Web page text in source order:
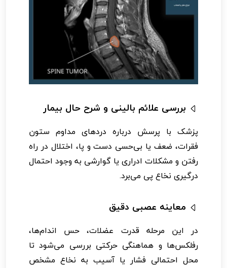
بررسی علائم بالینی و شرح حال بیمار
پزشک با پرسش درباره دردهای مداوم ستون
فقرات، ضعف یا بی‌حسی دست و پا، اختلال در راه
رفتن و مشکلات ادراری یا گوارشی به وجود احتمال
درگیری نخاع پی می‌برد.
معاینه عصبی دقیق
در این مرحله قدرت عضلات، حس اندام‌ها،
رفلکس‌ها و هماهنگی حرکتی بررسی می‌شود تا
محل احتمالی فشار یا آسیب به نخاع مشخص